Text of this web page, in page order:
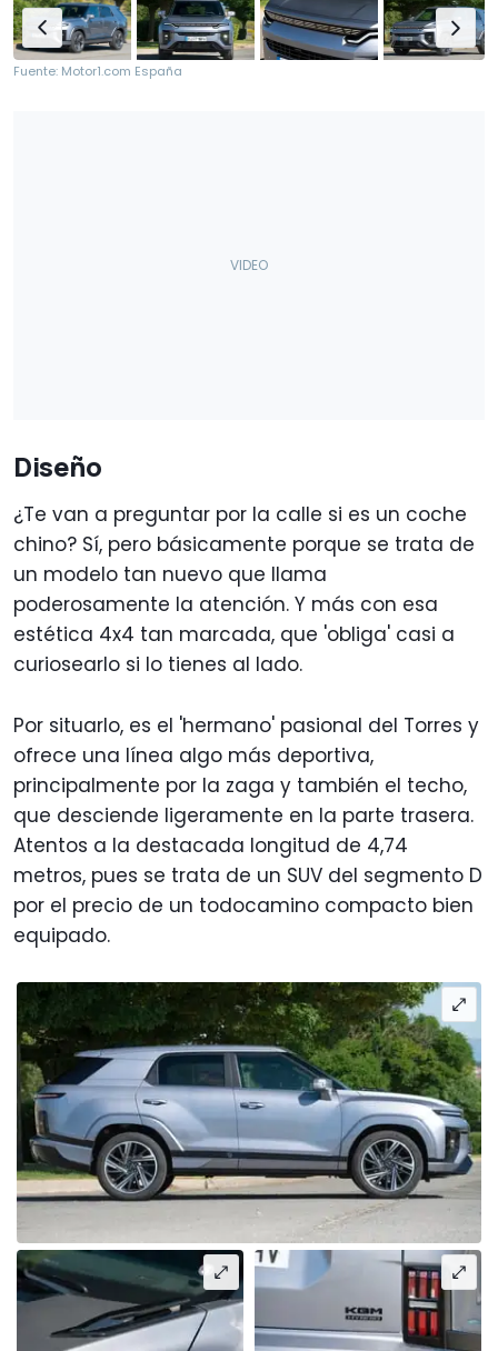
Fuente: Motor1.com España
Diseño
¿Te van a preguntar por la calle si es un coche
chino? Sí, pero básicamente porque se trata de
un modelo tan nuevo que llama
poderosamente la atención. Y más con esa
estética 4x4 tan marcada, que 'obliga' casi a
curiosearlo si lo tienes al lado.
Por situarlo, es el 'hermano' pasional del Torres y
ofrece una línea algo más deportiva,
principalmente por la zaga y también el techo,
que desciende ligeramente en la parte trasera.
Atentos a la destacada longitud de 4,74
metros, pues se trata de un SUV del segmento D
por el precio de un todocamino compacto bien
equipado.